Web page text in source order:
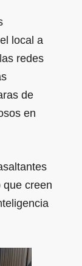
local a
redes
de
en
que creen